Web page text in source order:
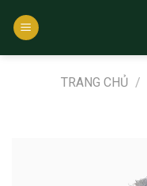
qua
TRANG CHỦ /